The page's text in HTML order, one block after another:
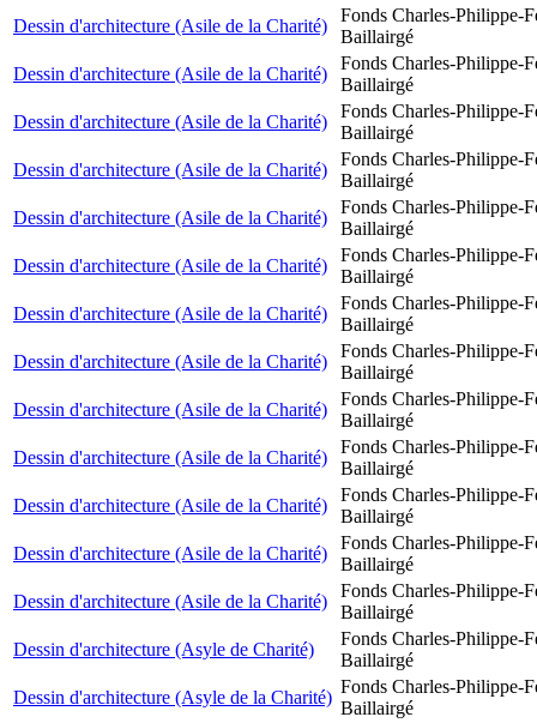
Dessin d'architecture (Asile de la Charité)
Fonds Charles-Philippe-
Baillairgé
Dessin d'architecture (Asile de la Charité)
Fonds Charles-Philippe-
Baillairgé
Dessin d'architecture (Asile de la Charité)
Fonds Charles-Philippe-
Baillairgé
Dessin d'architecture (Asile de la Charité)
Fonds Charles-Philippe-
Baillairgé
Dessin d'architecture (Asile de la Charité)
Fonds Charles-Philippe-
Baillairgé
Dessin d'architecture (Asile de la Charité)
Fonds Charles-Philippe-
Baillairgé
Dessin d'architecture (Asile de la Charité)
Fonds Charles-Philippe-
Baillairgé
Dessin d'architecture (Asile de la Charité)
Fonds Charles-Philippe-
Baillairgé
Dessin d'architecture (Asile de la Charité)
Fonds Charles-Philippe-
Baillairgé
Dessin d'architecture (Asile de la Charité)
Fonds Charles-Philippe-
Baillairgé
Dessin d'architecture (Asile de la Charité)
Fonds Charles-Philippe-
Baillairgé
Dessin d'architecture (Asile de la Charité)
Fonds Charles-Philippe-
Baillairgé
Dessin d'architecture (Asile de la Charité)
Fonds Charles-Philippe-
Baillairgé
Dessin d'architecture (Asyle de Charité)
Fonds Charles-Philippe-
Baillairgé
Dessin d'architecture (Asyle de la Charité)
Fonds Charles-Philippe-
Baillairgé